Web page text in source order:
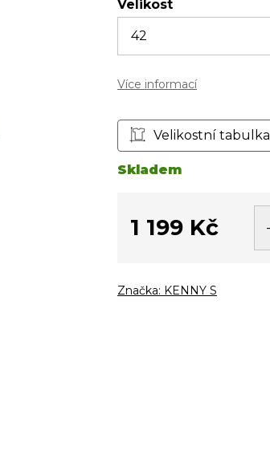
Velikost
Více informací
Velikostní tabulka
Skladem
1 199 Kč
Značka: KENNY S